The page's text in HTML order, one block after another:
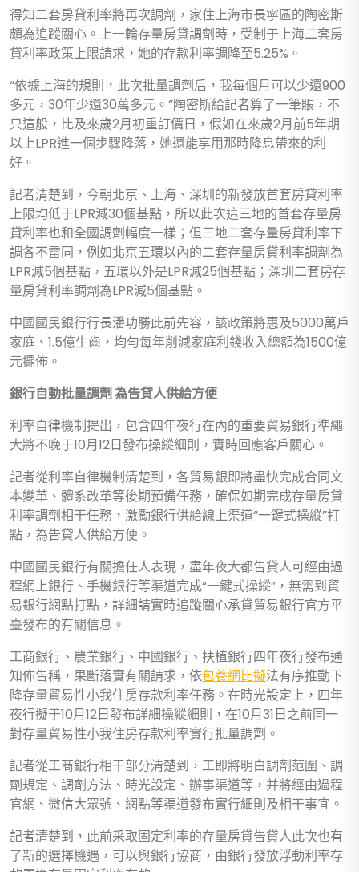
得知二套房貸利率將再次調劑，家住上海市長寧區的陶密斯
頗為追蹤關心。上一輪存量房貸調劑時，受制于上海二套房
貸利率政策上限請求，她的存款利率調降至5.25%。
“依據上海的規則，此次批量調劑后，我每個月可以少還900
多元，30年少還30萬多元。”陶密斯給記者算了一筆賬，不
只這般，比及來歲2月初重訂價日，假如在來歲2月前5年期
以上LPR進一個步驟降落，她還能享用那時降息帶來的利
好。
記者清楚到，今朝北京、上海、深圳的新發放首套房貸利率
上限均低于LPR減30個基點，所以此次這三地的首套存量房
貸利率也和全國調劑幅度一樣；但三地二套存量房貸利率下
調各不雷同，例如北京五環以內的二套存量房貸利率調劑為
LPR減5個基點，五環以外是LPR減25個基點；深圳二套房存
量房貸利率調劑為LPR減5個基點。
中國國民銀行行長潘功勝此前先容，該政策將惠及5000萬戶
家庭、1.5億生齒，均勻每年削減家庭利錢收入總額為1500億
元擺佈。
銀行自動批量調劑 為告貸人供給方便
利率自律機制提出，包含四年夜行在內的重要貿易銀行準繩
大將不晚于10月12日發布操縱細則，實時回應客戶關心。
記者從利率自律機制清楚到，各貿易銀即將盡快完成合同文
本變革、體系改革等後期預備任務，確保如期完成存量房貸
利率調劑相干任務，激勵銀行供給線上渠道“一鍵式操縱”打
點，為告貸人供給方便。
中國國民銀行有關擔任人表現，盡年夜大都告貸人可經由過
程網上銀行、手機銀行等渠道完成“一鍵式操縱”，無需到貿
易銀行網點打點，詳細請實時追蹤關心承貸貿易銀行官方平
臺發布的有關信息。
工商銀行、農業銀行、中國銀行、扶植銀行四年夜行發布通
知佈告稱，果斷落實有關請求，依包養網比擬法有序推動下
降存量貿易性小我住房存款利率任務。在時光設定上，四年
夜行擬于10月12日發布詳細操縱細則，在10月31日之前同一
對存量貿易性小我住房存款利率實行批量調劑。
記者從工商銀行相干部分清楚到，工即將明白調劑范圍、調
劑規定、調劑方法、時光設定、辦事渠道等，并將經由過程
官網、微信大眾號、網點等渠道發布實行細則及相干事宜。
記者清楚到，此前采取固定利率的存量房貸告貸人此次也有
了新的選擇機遇，可以與銀行協商，由銀行發放浮動利率存